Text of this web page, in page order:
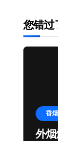
您错过
香
外